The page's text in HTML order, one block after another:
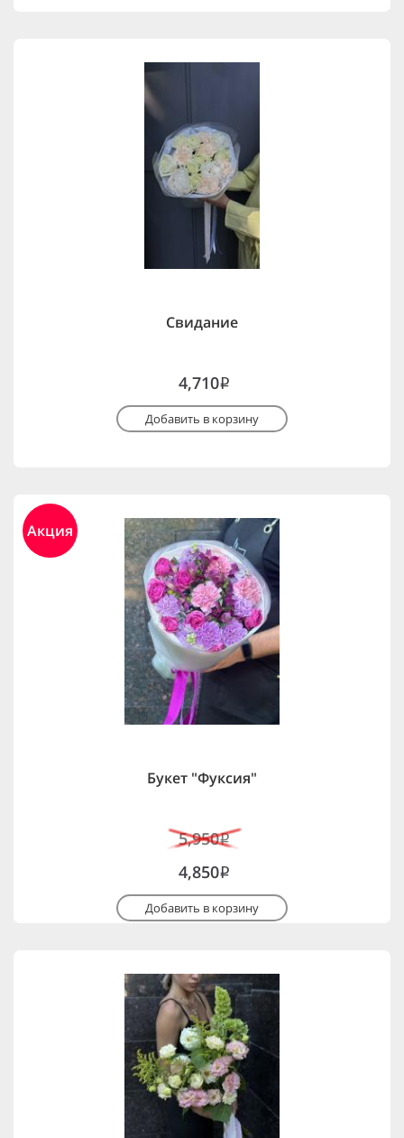
Свидание
4,710i
Добавить в корзину
Акция
Букет "Фуксия"
5,950i
4,850i
Добавить в корзину